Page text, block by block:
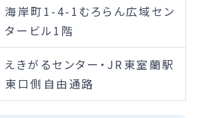
海岸町1-4-1むろらん広域セン
タービル1階
えきがるセンター・JR東室蘭駅
東口側自由通路